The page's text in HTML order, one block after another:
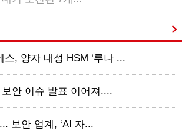
, 양자 내성 HSM ‘루나 ...
안 이슈 발표 이어져....
보안 업계, ‘AI 자...